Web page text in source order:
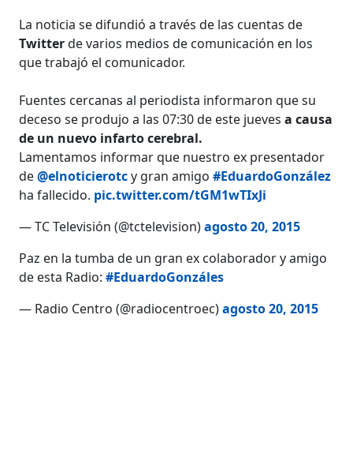
La noticia se difundió a través de las cuentas de
Twitterde varios medios de comunicación en los
que trabajó el comunicador.
Fuentes cercanas al periodista informaron que su
deceso se produjo a las 07:30 de este juevesa causa
de un nuevo infarto cerebral.
Lamentamos informar que nuestro ex presentador
de@elnoticierotcy gran amigo#EduardoGonzález
ha fallecido. pic.twitter.com/tGM1wTIxJi
— TC Televisión (@tctelevision)agosto 20, 2015
Paz en la tumba de un gran ex colaborador y amigo
de esta Radio:#EduardoGonzáles
— Radio Centro (@radiocentroec)agosto 20, 2015